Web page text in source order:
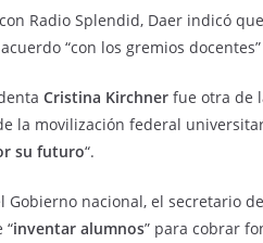
Radio Splendid, Daer indicó
“con los gremios
Cristina Kirchner fue otra de
la movilización federal
su futuro“.
Gobierno nacional, el secretario
“inventar alumnos” para cobrar